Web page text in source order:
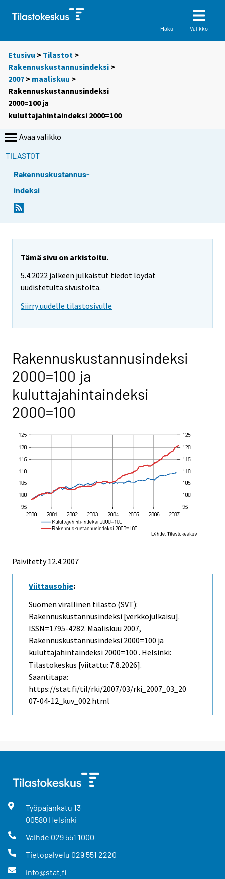
Haku Valikko
Etusivu > Tilastot >
Rakennuskustannusindeksi >
2007 > maaliskuu >
Rakennuskustannusindeksi
2000=100 ja
kuluttajahintaindeksi 2000=100
Avaa valikko
TILASTOT
Rakennuskustannus-
indeksi
Tämä sivu on arkistoitu.
5.4.2022 jälkeen julkaistut tiedot löydät
uudistetulta sivustolta.
Siirry uudelle tilastosivulle
Rakennuskustannusindeksi
2000=100 ja
kuluttajahintaindeksi
2000=100
Päivitetty12.4.2007
Viittausohje:
Suomen virallinen tilasto (SVT):
Rakennuskustannusindeksi [verkkojulkaisu].
ISSN=1795-4282. Maaliskuu 2007,
Rakennuskustannusindeksi 2000=100 ja
kuluttajahintaindeksi 2000=100 . Helsinki:
Tilastokeskus [viitattu: 7.8.2026].
Saantitapa:
https://stat.fi/til/rki/2007/03/rki_2007_03_20
07-04-12_kuv_002.html
Työpajankatu 13
00580 Helsinki
Vaihde 029 551 1000
Tietopalvelu 029 551 2220
info@stat.fi